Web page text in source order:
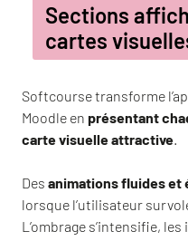
Sections
cartes
Softcourse transforme
Moodle en présentant
carte visuelle attractive.
Des animations fluides et
lorsque l’utilisateur
L’ombrage s’intensifie,